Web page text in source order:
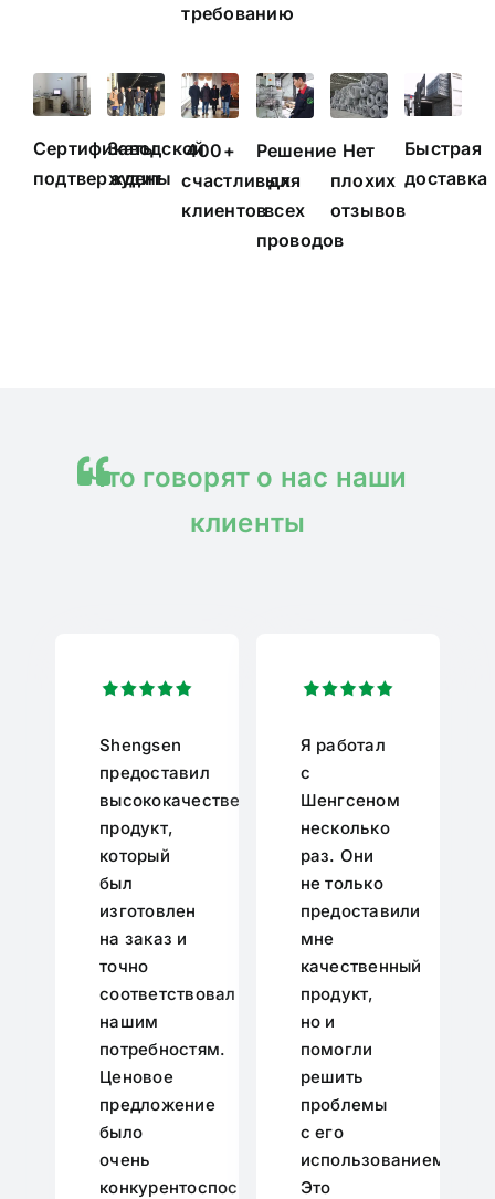
требованию
Сертификаты
подтверждены
Заводской
аудит
400+
счастливых
клиентов
Решение
для
всех
проводов
Нет
плохих
отзывов
Быстрая
доставка
Что говорят о нас наши
клиенты
Shengsen
предоставил
высококачественный
продукт,
который
был
изготовлен
на заказ и
точно
соответствовал
нашим
потребностям.
Ценовое
предложение
было
очень
конкурентоспособным,
Я работал
с
Шенгсеном
несколько
раз. Они
не только
предоставили
мне
качественный
продукт,
но и
помогли
решить
проблемы
с его
использованием.
Это